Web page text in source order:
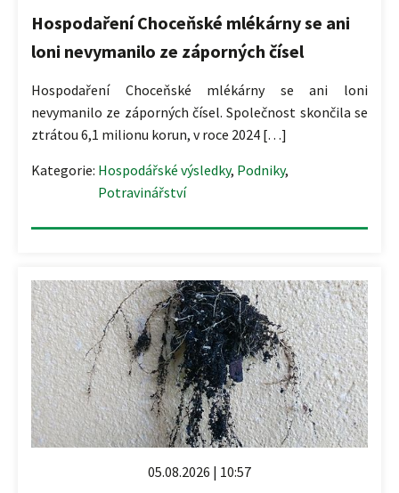
Hospodaření Choceňské mlékárny se ani
loni nevymanilo ze záporných čísel
Hospodaření Choceňské mlékárny se ani loni
nevymanilo ze záporných čísel. Společnost skončila se
ztrátou 6,1 milionu korun, v roce 2024 […]
Kategorie: Hospodářské výsledky, Podniky,
Potravinářství
05.08.2026 | 10:57